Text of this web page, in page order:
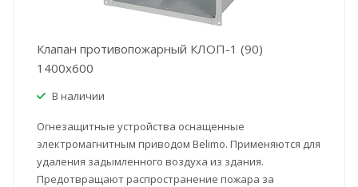
Клапан противопожарный КЛОП-1 (90)
1400x600
В наличии
Огнезащитные устройства оснащенные
электромагнитным приводом Belimo. Применяются для
удаления задымленного воздуха из здания.
Предотвращают распространение пожара за